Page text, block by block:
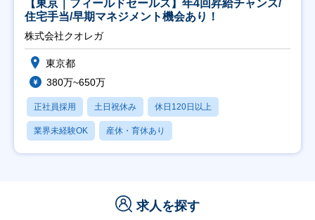
【東京｜フィールドセールス】年4回昇給チャンス/
住宅手当/早期マネジメント機会あり！
株式会社クオレガ
東京都
380万~650万
正社員採用 土日祝休み 休日120日以上
業界未経験OK 産休・育休あり
求人を探す